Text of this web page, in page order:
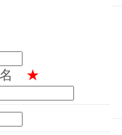
名 ★